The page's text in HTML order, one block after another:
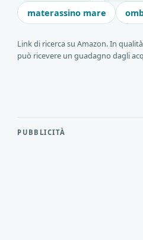
materassino mare
Link di ricerca su Amazon. In
può ricevere un guadagno dagli
PUBBLICITÀ